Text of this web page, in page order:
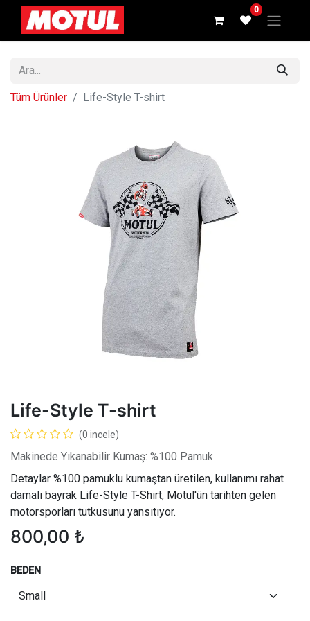
0
Tüm Ürünler Life-Style T-shirt
Life-Style T-shirt
(0 incele)
Makinede Yıkanabilir Kumaş: %100 Pamuk
Detaylar %100 pamuklu kumaştan üretilen, kullanımı rahat
damalı bayrak Life-Style T-Shirt, Motul'ün tarihten gelen
motorsporları tutkusunu yansıtıyor.
800,00 ₺
BEDEN